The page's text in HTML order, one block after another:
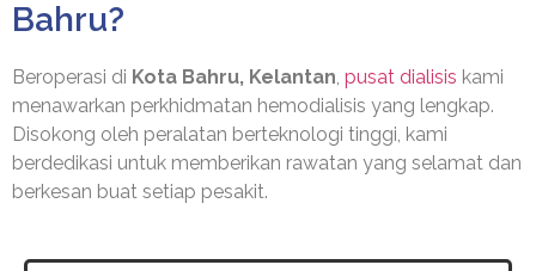
Bahru?
Beroperasi di Kota Bahru, Kelantan, pusat dialisis kami
menawarkan perkhidmatan hemodialisis yang lengkap.
Disokong oleh peralatan berteknologi tinggi, kami
berdedikasi untuk memberikan rawatan yang selamat dan
berkesan buat setiap pesakit.